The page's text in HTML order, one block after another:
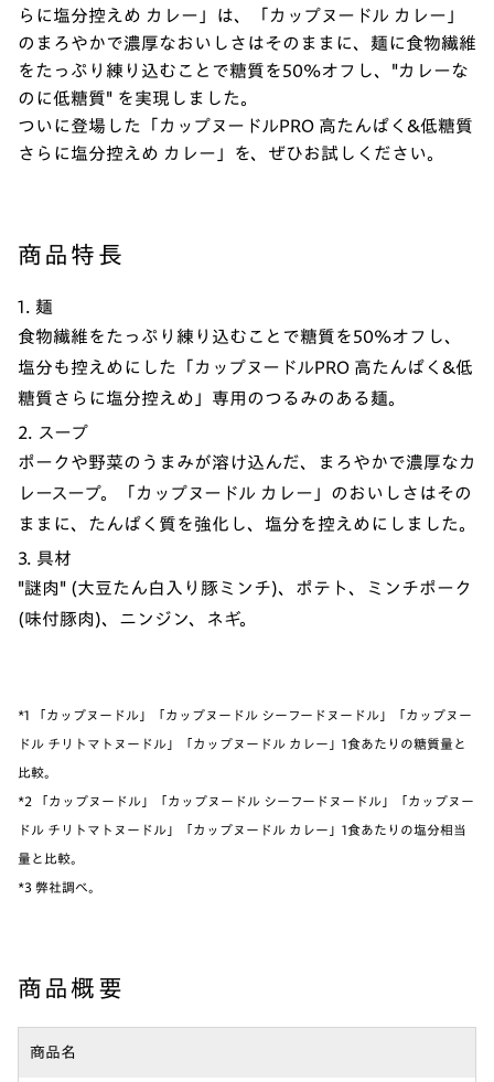
らに塩分控えめ カレー」は、「カップヌードル カレー」
のまろやかで濃厚なおいしさはそのままに、麺に食物繊維
をたっぷり練り込むことで糖質を50%オフし、"カレーな
のに低糖質" を実現しました。
ついに登場した「カップヌードルPRO 高たんぱく&低糖質
さらに塩分控えめ カレー」を、ぜひお試しください。
商品特長
1. 麺
食物繊維をたっぷり練り込むことで糖質を50%オフし、
塩分も控えめにした「カップヌードルPRO 高たんぱく&低
糖質さらに塩分控えめ」専用のつるみのある麺。
2. スープ
ポークや野菜のうまみが溶け込んだ、まろやかで濃厚なカ
レースープ。「カップヌードル カレー」のおいしさはその
ままに、たんぱく質を強化し、塩分を控えめにしました。
3. 具材
"謎肉" (大豆たん白入り豚ミンチ)、ポテト、ミンチポーク
(味付豚肉)、ニンジン、ネギ。
*1 「カップヌードル」「カップヌードル シーフードヌードル」「カップヌー
ドル チリトマトヌードル」「カップヌードル カレー」1食あたりの糖質量と
比較。
*2 「カップヌードル」「カップヌードル シーフードヌードル」「カップヌー
ドル チリトマトヌードル」「カップヌードル カレー」1食あたりの塩分相当
量と比較。
*3 弊社調べ。
商品概要
商品名